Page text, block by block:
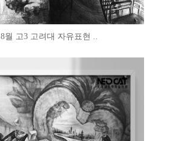
8월 고3 고려대 자유표현 ..